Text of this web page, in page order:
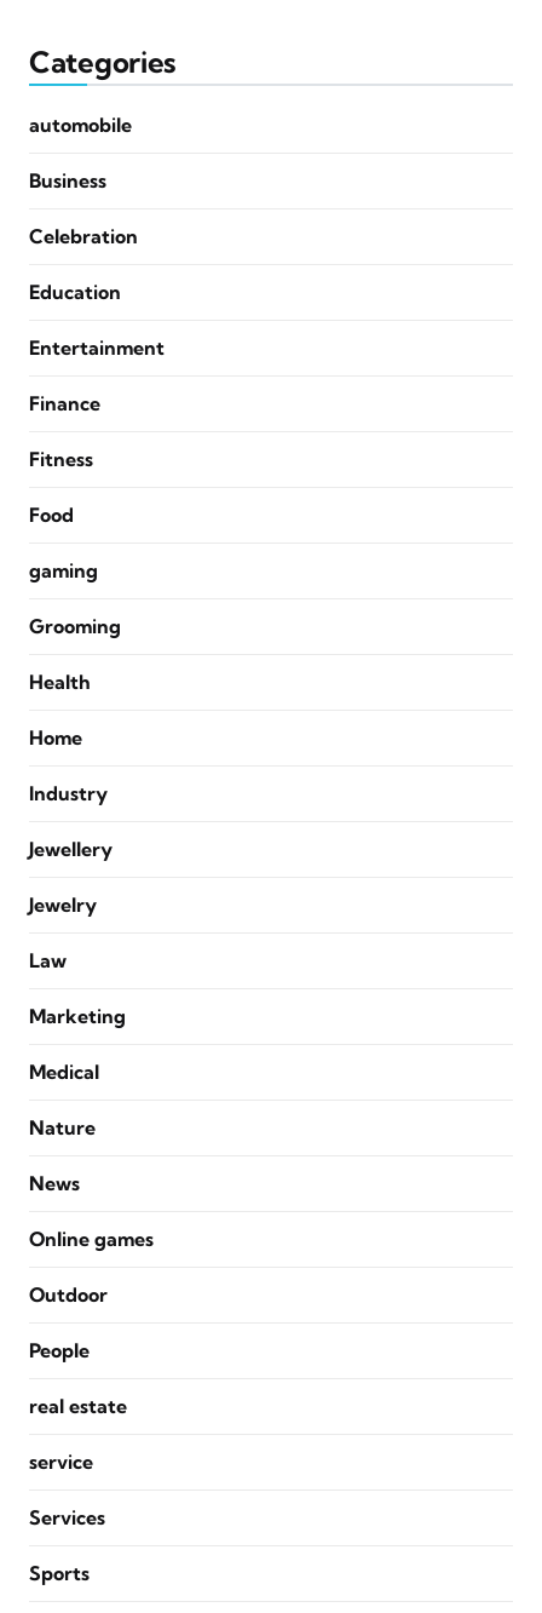
Categories
automobile
Business
Celebration
Education
Entertainment
Finance
Fitness
Food
gaming
Grooming
Health
Home
Industry
Jewellery
Jewelry
Law
Marketing
Medical
Nature
News
Online games
Outdoor
People
real estate
service
Services
Sports